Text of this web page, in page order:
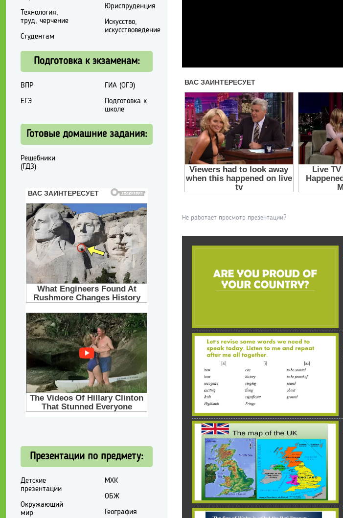
Не работает просмотр презентации?
Технология,
труд, черчение
Студентам
Юриспруденция
Искусство,
искусствоведение
Подготовка к экзаменам:
ВПР
ЕГЭ
ГИА (ОГЭ)
Подготовка к
школе
Готовые домашние задания:
Решебники
(ГДЗ)
Презентации по предмету:
Детские
презентации
Окружающий
мир
МХК
ОБЖ
География